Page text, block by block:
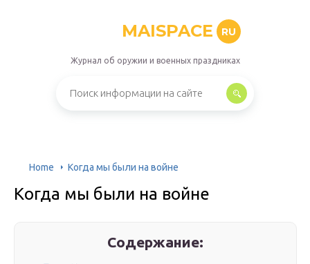
MAISPACE RU
Журнал об оружии и военных праздниках
Home Когда мы были на войне
Когда мы были на войне
Содержание: